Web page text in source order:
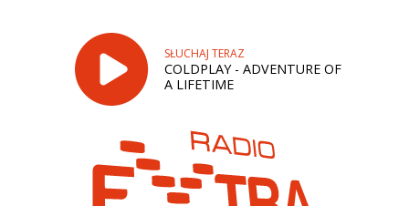
SŁUCHAJ TERAZ
COLDPLAY - ADVENTURE OF
A LIFETIME